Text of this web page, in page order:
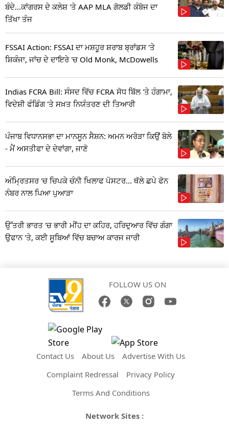
ਬੰਦੇ...ਕਾਂਗਰਸ ਦੇ ਕਲੇਸ਼ 'ਤੇ AAP MLA ਗੋਲਡੀ ਕੰਬੋਜ ਦਾ
ਤਿੱਖਾ ਤੰਜ
FSSAI Action: FSSAI ਦਾ ਮਸ਼ਹੂਰ ਸ਼ਰਾਬ ਬ੍ਰਾਂਡਸ 'ਤੇ
ਸ਼ਿਕੰਜਾ, ਜਾਂਚ ਦੇ ਦਾਇਰੇ 'ਚ Old Monk, McDowells
Indias FCRA Bill: ਸੰਸਦ ਵਿੱਚ FCRA ਸੋਧ ਬਿੱਲ 'ਤੇ ਹੰਗਾਮਾ,
ਵਿਦੇਸ਼ੀ ਫੰਡਿੰਗ 'ਤੇ ਸਖ਼ਤ ਨਿਯੰਤਰਣ ਦੀ ਤਿਆਰੀ
ਪੰਜਾਬ ਵਿਧਾਨਸਭਾ ਦਾ ਮਾਨਸੂਨ ਸੈਸ਼ਨ: ਅਮਨ ਅਰੋੜਾ ਕਿਉਂ ਬੋਲੇ
- ਮੈਂ ਅਸਤੀਫਾ ਦੇ ਦੇਵਾਂਗਾ, ਜਾਣੋ
ਅੰਮ੍ਰਿਤਸਰ 'ਚ ਚਿਪਕੇ ਚੰਨੀ ਖਿਲਾਫ ਪੋਸਟਰ... ਥੱਲੇ ਛਪੇ ਫੋਨ
ਨੰਬਰ ਨਾਲ ਪਿਆ ਪੁਆੜਾ
ਉੱਤਰੀ ਭਾਰਤ 'ਚ ਭਾਰੀ ਮੀਂਹ ਦਾ ਕਹਿਰ, ਹਰਿਦੁਆਰ ਵਿੱਚ ਗੰਗਾ
ਉਫਾਨ 'ਤੇ, ਕਈ ਸੂਬਿਆਂ ਵਿੱਚ ਬਚਾਅ ਕਾਰਜ ਜਾਰੀ
FOLLOW US ON
Contact Us About Us
Advertise With Us
Complaint Redressal
Privacy Policy
Terms And Conditions
Network Sites :